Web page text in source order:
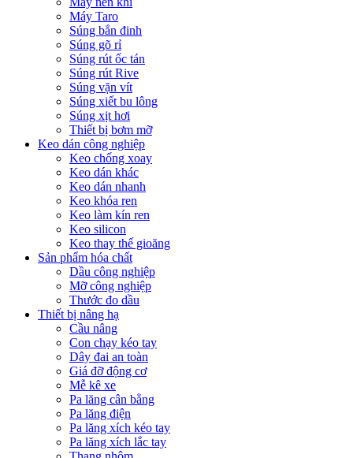
Máy Taro
Súng bắn đinh
Súng gõ rỉ
Súng rút ốc tán
Súng rút Rive
Súng vặn vít
Súng xiết bu lông
Súng xịt hơi
Thiết bị bơm mỡ
Keo dán công nghiệp
Keo chống xoay
Keo dán khác
Keo dán nhanh
Keo khóa ren
Keo làm kín ren
Keo silicon
Keo thay thế gioăng
Sản phẩm hóa chất
Dầu công nghiệp
Mỡ công nghiệp
Thước đo dầu
Thiết bị nâng hạ
Cầu nâng
Con chạy kéo tay
Dây đai an toàn
Giá đỡ động cơ
Mễ kê xe
Pa lăng cân bằng
Pa lăng điện
Pa lăng xích kéo tay
Pa lăng xích lắc tay